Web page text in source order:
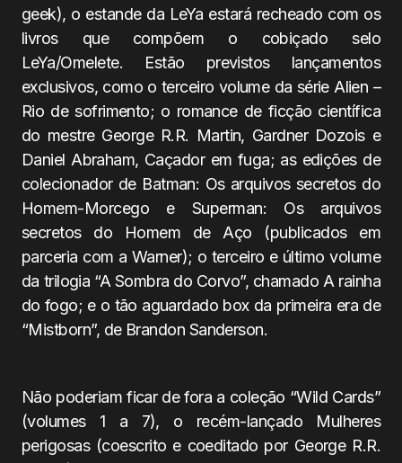
geek), o estande da LeYa estará recheado com os
livros que compõem o cobiçado selo
LeYa/Omelete. Estão previstos lançamentos
exclusivos, como o terceiro volume da série Alien –
Rio de sofrimento; o romance de ficção científica
do mestre George R.R. Martin, Gardner Dozois e
Daniel Abraham, Caçador em fuga; as edições de
colecionador de Batman: Os arquivos secretos do
Homem-Morcego e Superman: Os arquivos
secretos do Homem de Aço (publicados em
parceria com a Warner); o terceiro e último volume
da trilogia “A Sombra do Corvo”, chamado A rainha
do fogo; e o tão aguardado box da primeira era de
“Mistborn”, de Brandon Sanderson.
Não poderiam ficar de fora a coleção “Wild Cards”
(volumes 1 a 7), o recém-lançado Mulheres
perigosas (coescrito e coeditado por George R.R.